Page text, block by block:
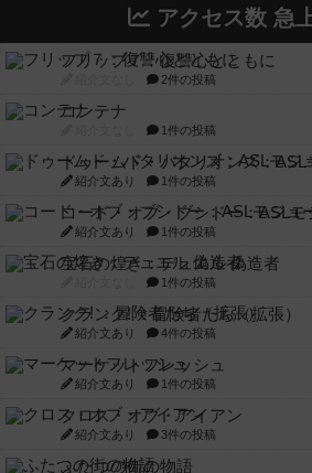
アクセス数 急
フリップ７：復讐心とともに
2件の投稿
コンテナ
1件の投稿
ドゥームド・バタリオンズ：ASL
紹介文あり 1件の投稿
コード・オブ・ブシドー：ASLモ
紹介文あり 1件の投稿
宝石の煌き：デュエル 偽造者
1件の投稿
クランク! ：冒険者たち（拡張）
紹介文あり 4件の投稿
マーケットフレッシュ
紹介文あり 1件の投稿
クロス・オブ・アイアン
紹介文あり 3件の投稿
ふたつの街の物語